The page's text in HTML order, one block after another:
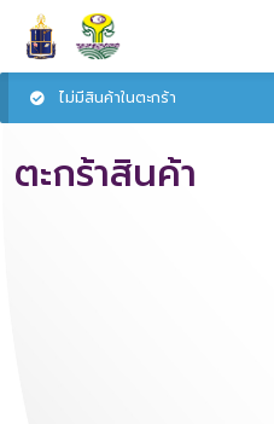
ไม่มีสินค้าในตะกร้า
ตะกร้าสินค้า